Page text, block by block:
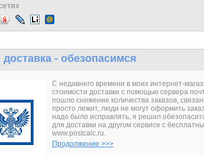
- обезопасимся
С недавнего времени в моих интернет-
стоимости доставки с помощью сервера
пошло снижение количества заказов,
просто лежит, люди не могут оформить
надо было исправлять, я решил
для доставки на другом сервисе с
www.postcalc.ru.
Продолжение >>>